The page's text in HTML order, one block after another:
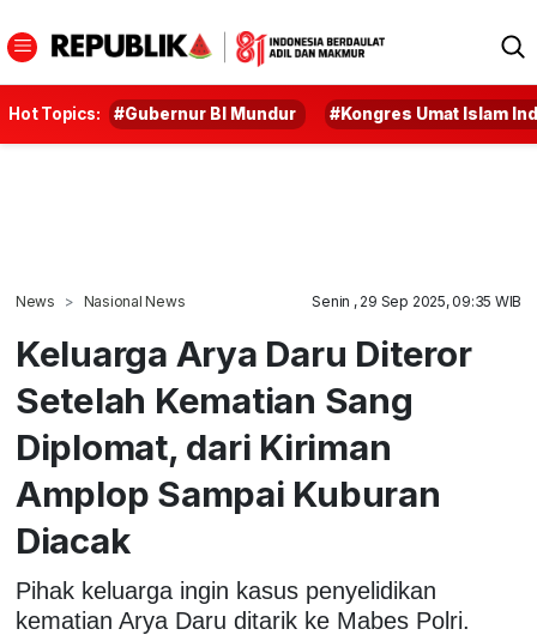
Hot Topics: #Gubernur BI Mundur #Kongres Umat Islam
News Nasional News Senin , 29 Sep 2025, 09:35 WIB
Keluarga Arya Daru Diteror
Setelah Kematian Sang
Diplomat, dari Kiriman
Amplop Sampai Kuburan
Diacak
Pihak keluarga ingin kasus penyelidikan
kematian Arya Daru ditarik ke Mabes Polri.